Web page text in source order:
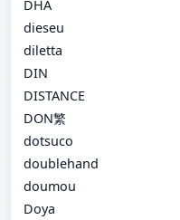
DHA
dieseu
diletta
DIN
DISTANCE
DON繁
dotsuco
doublehand
doumou
Doya